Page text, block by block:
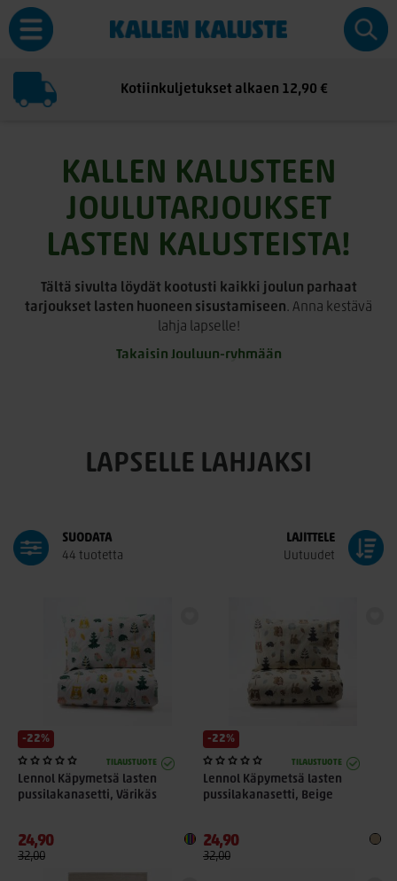
Kotiinkuljetukset alkaen 12,90 €
KALLEN KALUSTEEN
JOULUTARJOUKSET
LASTEN KALUSTEISTA!
Tältä sivulta löydät kootusti kaikki joulun parhaat
tarjoukset lasten huoneen sisustamiseen. Anna kestävä
lahja lapselle!
Takaisin Jouluun-ryhmään
LAPSELLE LAHJAKSI
SUODATA
44 tuotetta
LAJITTELE
Uutuudet
-22%
TILAUSTUOTE
Lennol Käpymetsä lasten
pussilakanasetti, Värikäs
24,90
32,00
-22%
TILAUSTUOTE
Lennol Käpymetsä lasten
pussilakanasetti, Beige
24,90
32,00